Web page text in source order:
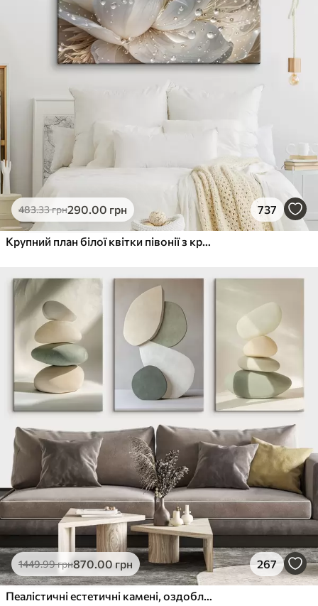
483.33грн290.00 грн 737
Крупний план білої квітки півонії з крапельками води на пелюстках на розмитому фоні
1449.99грн870.00 грн 267
Пеалістичні естетичні камені, оздоблення будинку, природне освітлення